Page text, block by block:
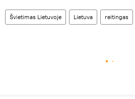
Švietimas Lietuvoje Lietuva reitingas